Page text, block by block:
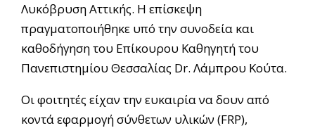
Λυκόβρυση Αττικής. Η επίσκεψη
πραγματοποιήθηκε υπό την συνοδεία και
καθοδήγηση του Επίκουρου Καθηγητή του
Πανεπιστημίου Θεσσαλίας Dr. Λάμπρου Κούτα.
Οι φοιτητές είχαν την ευκαιρία να δουν από
κοντά εφαρμογή σύνθετων υλικών (FRP),